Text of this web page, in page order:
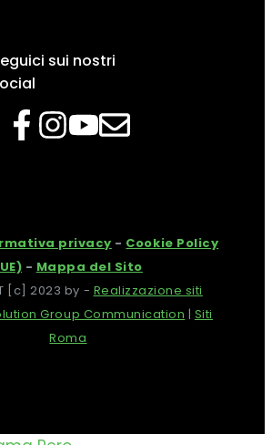
sui nostri
privacy - Cookie Policy
- Mappa del Sito
[c] 2023 by - Realizzazione siti
Group Communication | Siti
Roma